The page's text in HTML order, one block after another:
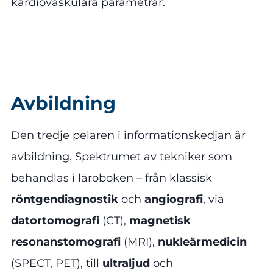
Avbildning
Den tredje pelaren i informationskedjan är
avbildning. Spektrumet av tekniker som
behandlas i läroboken – från klassisk
röntgendiagnostik och angiografi, via
datortomografi (CT), magnetisk
resonanstomografi (MRI), nukleärmedicin
(SPECT, PET), till ultraljud och